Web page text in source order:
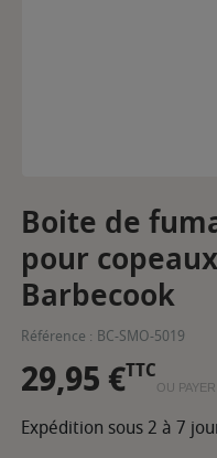
Boite de
pour
Barbecook
Référence : BC-SMO-5019
29,95 €TTC
OU
Expédition sous 2 à 7